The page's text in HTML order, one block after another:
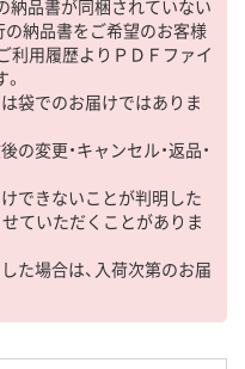
納品書が同梱されていない
納品書をご希望のお客様
利用履歴よりＰＤＦファイ
袋でのお届けではありま
変更・キャンセル・返品・
できないことが判明した
ていただくことがありま
た場合は、入荷次第のお届